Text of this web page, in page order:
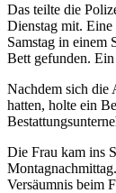
Das teilte die
Dienstag mit. Eine
Samstag in einem
Bett gefunden.
Nachdem sich die
hatten, holte ein
Die Frau kam ins
Versäumnis beim